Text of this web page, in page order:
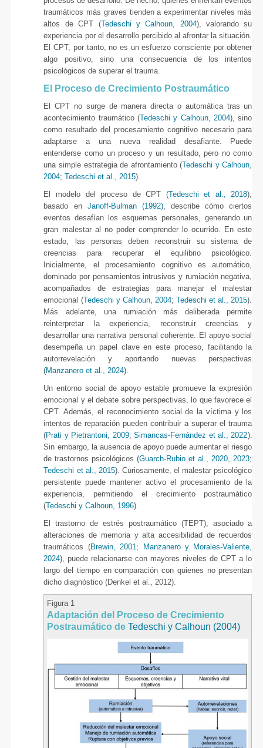
traumáticos más graves tienden a experimentar niveles más
altos de CPT (Tedeschi y Calhoun, 2004), valorando su
experiencia por el desarrollo percibido al afrontar la situación.
El CPT, por tanto, no es un esfuerzo consciente por obtener
algo positivo, sino una consecuencia de los intentos
psicológicos de superar el trauma.
El Proceso de Crecimiento Postraumático
El CPT no surge de manera directa o automática tras un
acontecimiento traumático (Tedeschi y Calhoun, 2004), sino
como resultado del procesamiento cognitivo necesario para
adaptarse a una nueva realidad desafiante. Puede
entenderse como un proceso y un resultado, pero no como
una simple estrategia de afrontamiento (Tedeschi y Calhoun,
2004;Tedeschi et al., 2015).
El modelo del proceso de CPT (Tedeschi et al., 2018),
basado en Janoff-Bulman (1992), describe cómo ciertos
eventos desafían los esquemas personales, generando un
gran malestar al no poder comprender lo ocurrido. En este
estado, las personas deben reconstruir su sistema de
creencias para recuperar el equilibrio psicológico.
Inicialmente, el procesamiento cognitivo es automático,
dominado por pensamientos intrusivos y rumiación negativa,
acompañados de estrategias para manejar el malestar
emocional (Tedeschi y Calhoun, 2004;Tedeschi et al., 2015).
Más adelante, una rumiación más deliberada permite
reinterpretar la experiencia, reconstruir creencias y
desarrollar una narrativa personal coherente. El apoyo social
desempeña un papel clave en este proceso, facilitando la
autorrevelación y aportando nuevas perspectivas
(Manzanero et al., 2024).
Un entorno social de apoyo estable promueve la expresión
emocional y el debate sobre perspectivas, lo que favorece el
CPT. Además, el reconocimiento social de la víctima y los
intentos de reparación pueden contribuir a superar el trauma
(Prati y Pietrantoni, 2009;Simancas-Fernández et al., 2022).
Sin embargo, la ausencia de apoyo puede aumentar el riesgo
de trastornos psicológicos (Guarch-Rubio et al., 2020,2023;
Tedeschi et al., 2015). Curiosamente, el malestar psicológico
persistente puede mantener activo el procesamiento de la
experiencia, permitiendo el crecimiento postraumático
(Tedeschi y Calhoun, 1996).
El trastorno de estrés postraumático (TEPT), asociado a
alteraciones de memoria y alta accesibilidad de recuerdos
traumáticos (Brewin, 2001;
Manzanero y Morales-Valiente,
2024), puede relacionarse con mayores niveles de CPT a lo
largo del tiempo en comparación con quienes no presentan
dicho diagnóstico (Denkel et al., 2012).
Figura 1
Adaptación del Proceso de Crecimiento
Postraumático deTedeschi y Calhoun (2004)